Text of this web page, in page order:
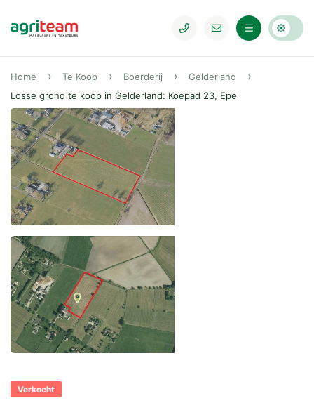
Home Te Koop Boerderij
Gelderland
Losse grond te koop in Gelderland: Koepad 23, Epe
Verkocht